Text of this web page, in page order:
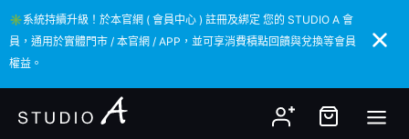
✳️系統持續升級！於本官網 ( 會員中心 ) 註冊及綁定 您的 STUDIO A 會
員，通用於實體門市 / 本官網 / APP，並可享消費積點回饋與兌換等會員
權益。
✳️系統持續升級！於本官網 ( 會員中心 ) 註冊及綁定 您的 STUDIO A 會
員，通用於實體門市 / 本官網 / APP，並可享消費積點回饋與兌換等會員
權益。